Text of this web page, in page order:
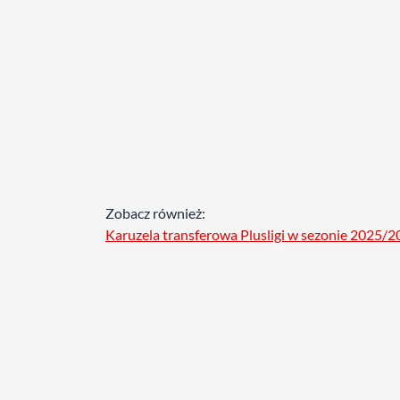
Zobacz również:
Karuzela transferowa Plusligi w sezonie 2025/